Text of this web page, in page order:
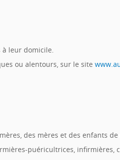
à leur domicile.
ou alentours, sur le site
des mères et des enfants
puéricultrices, infirmières,